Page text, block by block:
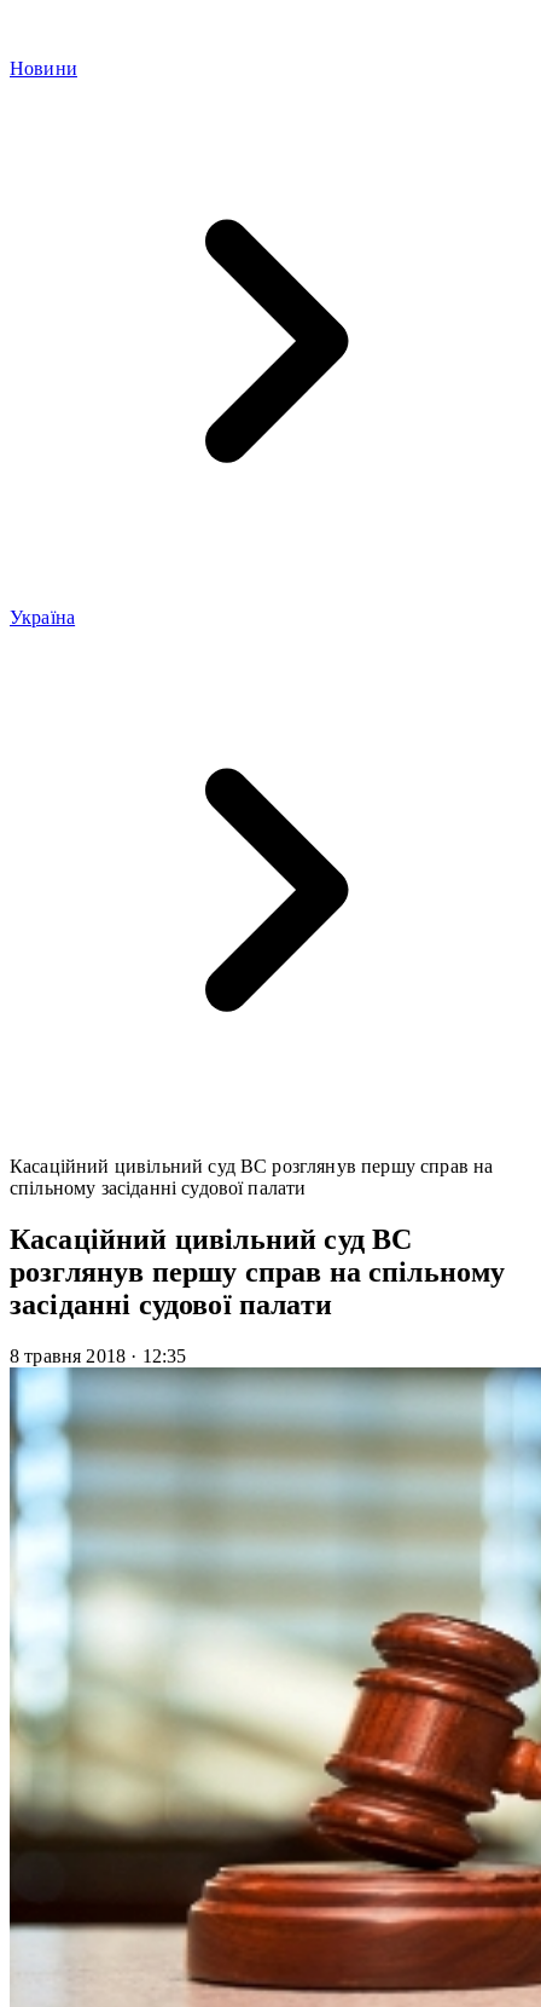
Новини
Україна
Касаційний цивільний суд ВС розглянув першу справ на
спільному засіданні судової палати
Касаційний цивільний суд ВС
розглянув першу справ на спільному
засіданні судової палати
8 травня 2018 · 12:35